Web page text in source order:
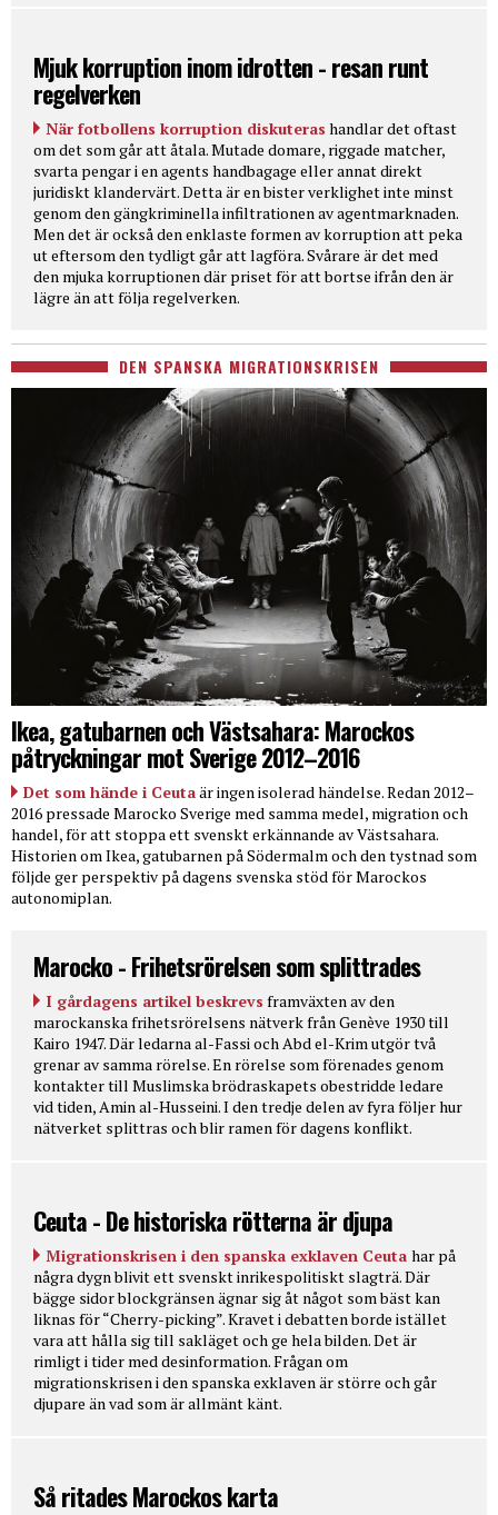
Mjuk korruption inom idrotten - resan runt
regelverken
När fotbollens korruption diskuteras handlar det oftast
om det som går att åtala. Mutade domare, riggade matcher,
svarta pengar i en agents handbagage eller annat direkt
juridiskt klandervärt. Detta är en bister verklighet inte minst
genom den gängkriminella infiltrationen av agentmarknaden.
Men det är också den enklaste formen av korruption att peka
ut eftersom den tydligt går att lagföra. Svårare är det med
den mjuka korruptionen där priset för att bortse ifrån den är
lägre än att följa regelverken.
DEN SPANSKA MIGRATIONSKRISEN
Ikea, gatubarnen och Västsahara: Marockos
påtryckningar mot Sverige 2012–2016
Det som hände i Ceutaär ingen isolerad händelse. Redan 2012–
2016 pressade Marocko Sverige med samma medel, migration och
handel, för att stoppa ett svenskt erkännande av Västsahara.
Historien om Ikea, gatubarnen på Södermalm och den tystnad som
följde ger perspektiv på dagens svenska stöd för Marockos
autonomiplan.
Marocko - Frihetsrörelsen som splittrades
I gårdagens artikel beskrevs framväxten av den
marockanska frihetsrörelsens nätverk från Genève 1930 till
Kairo 1947. Där ledarna al-Fassi och Abd el-Krim utgör två
grenar av samma rörelse. En rörelse som förenades genom
kontakter till Muslimska brödraskapets obestridde ledare
vid tiden, Amin al-Husseini. I den tredje delen av fyra följer hur
nätverket splittras och blir ramen för dagens konflikt.
Ceuta - De historiska rötterna är djupa
Migrationskrisen i den spanska exklaven Ceuta har på
några dygn blivit ett svenskt inrikespolitiskt slagträ. Där
bägge sidor blockgränsen ägnar sig åt något som bäst kan
liknas för “Cherry-picking”. Kravet i debatten borde istället
vara att hålla sig till sakläget och ge hela bilden. Det är
rimligt i tider med desinformation. Frågan om
migrationskrisen i den spanska exklaven är större och går
djupare än vad som är allmänt känt.
Så ritades Marockos karta